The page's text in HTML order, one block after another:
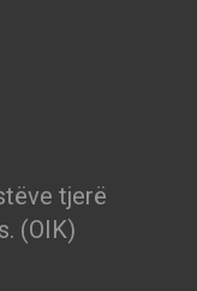
tjerë
(OIK)